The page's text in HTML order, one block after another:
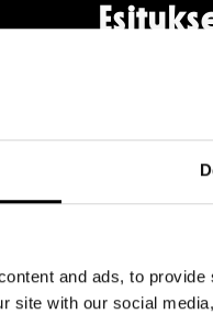
and ads, to
site with our social